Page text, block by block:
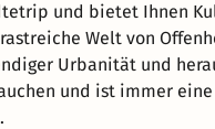
und bietet Ihnen
Welt von
Urbanität und
und ist immer